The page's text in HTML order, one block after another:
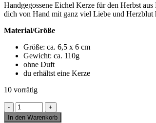
Handgegossene Eichel Kerze für den Herbst
dich von Hand mit ganz viel Liebe und Herzblut
Material/Größe
Größe: ca. 6,5 x 6 cm
Gewicht: ca. 110g
ohne Duft
du erhältst eine Kerze
10 vorrätig
Eichel
Kerze
In den Warenkorb